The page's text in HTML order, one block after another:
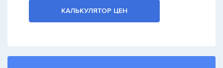
КАЛЬКУЛЯТОР ЦЕН